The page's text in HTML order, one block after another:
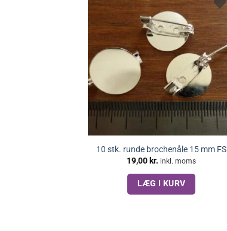
10 stk. runde brochenåle 15 mm FS
19,00kr. inkl. moms
LÆG I KURV